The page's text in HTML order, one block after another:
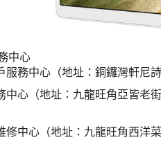
中心
服務中心（地址：銅鑼灣軒尼
中心（地址：九龍旺角亞皆老
修中心（地址：九龍旺角西洋